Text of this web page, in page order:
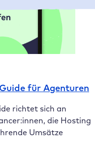
für Agenturen
richtet sich an
die Hosting
Umsätze